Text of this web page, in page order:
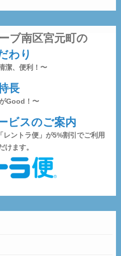
ブ南区宮元町の
わり
潔、便利！〜
長
Good！〜
ビスのご案内
ントラ便」が5%割引でご利用
けます。